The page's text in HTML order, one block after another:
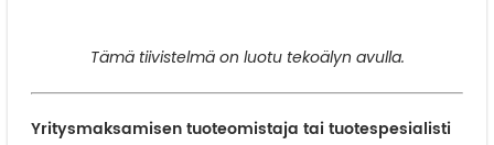
Tämä tiivistelmä on luotu tekoälyn avulla.
Yritysmaksamisen tuoteomistaja tai tuotespesialisti